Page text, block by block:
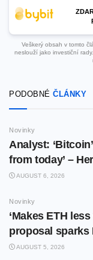
Veškerý obsah v tomto
neslouží jako investiční
PODOBNÉ ČLÁNKY
Novinky
Analyst:
from today’ –
AUGUST 6, 2026
Novinky
‘Makes ETH
proposal sparks
AUGUST 5, 2026